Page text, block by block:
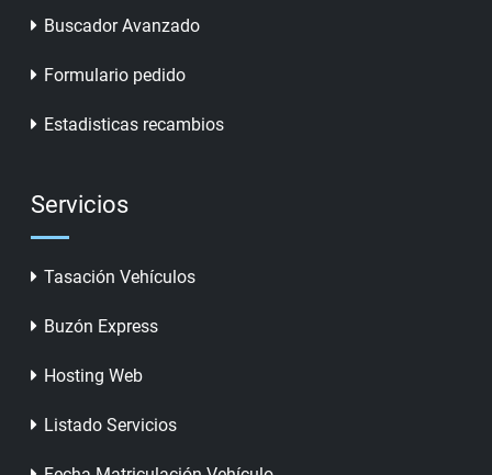
Buscador Avanzado
Formulario pedido
Estadisticas recambios
Servicios
Tasación Vehículos
Buzón Express
Hosting Web
Listado Servicios